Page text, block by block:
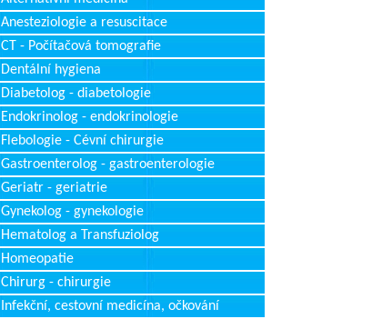
Anesteziologie a resuscitace
CT - Počítačová tomografie
Dentální hygiena
Diabetolog - diabetologie
Endokrinolog - endokrinologie
Flebologie - Cévní chirurgie
Gastroenterolog - gastroenterologie
Geriatr - geriatrie
Gynekolog - gynekologie
Hematolog a Transfuziolog
Homeopatie
Chirurg - chirurgie
Infekční, cestovní medicína, očkování